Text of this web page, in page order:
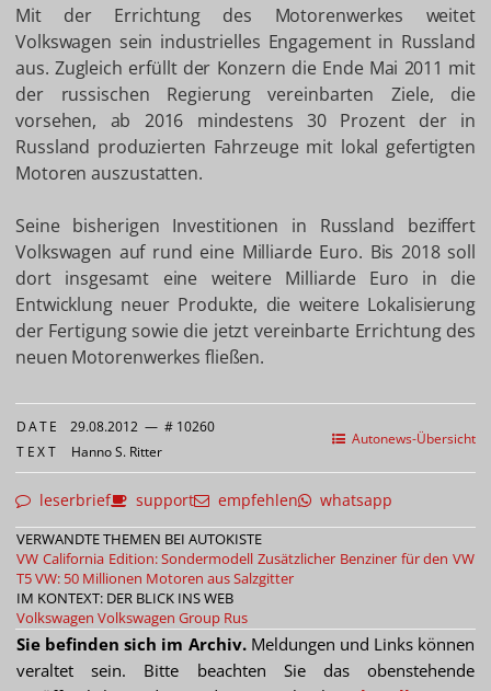
Mit der Errichtung des Motorenwerkes weitet
Volkswagen sein industrielles Engagement in Russland
aus. Zugleich erfüllt der Konzern die Ende Mai 2011 mit
der russischen Regierung vereinbarten Ziele, die
vorsehen, ab 2016 mindestens 30 Prozent der in
Russland produzierten Fahrzeuge mit lokal gefertigten
Motoren auszustatten.
Seine bisherigen Investitionen in Russland beziffert
Volkswagen auf rund eine Milliarde Euro. Bis 2018 soll
dort insgesamt eine weitere Milliarde Euro in die
Entwicklung neuer Produkte, die weitere Lokalisierung
der Fertigung sowie die jetzt vereinbarte Errichtung des
neuen Motorenwerkes fließen.
Autonews-Übersicht
DATE 29.08.2012 — # 10260
TEXT Hanno S. Ritter
leserbrief support empfehlen whatsapp
VERWANDTE THEMEN BEI AUTOKISTE
VW California Edition: Sondermodell Zusätzlicher Benziner für den VW
T5VW: 50 Millionen Motoren aus Salzgitter
IM KONTEXT: DER BLICK INS WEB
Volkswagen Volkswagen Group Rus
Sie befinden sich im Archiv.Meldungen und Links können
veraltet sein. Bitte beachten Sie das obenstehende